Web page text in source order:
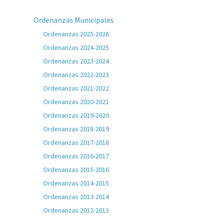
Ordenanzas Municipales
Ordenanzas 2025-2026
Ordenanzas 2024-2025
Ordenanzas 2023-2024
Ordenanzas 2022-2023
Ordenanzas 2021-2022
Ordenanzas 2020-2021
Ordenanzas 2019-2020
Ordenanzas 2018-2019
Ordenanzas 2017-2018
Ordenanzas 2016-2017
Ordenanzas 2015-2016
Ordenanzas 2014-2015
Ordenanzas 2013-2014
Ordenanzas 2012-2013